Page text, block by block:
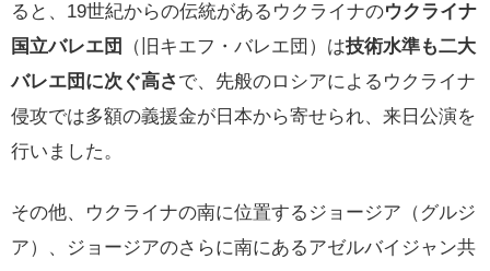
ると、19世紀からの伝統があるウクライナのウクライナ
国立バレエ団
（旧キエフ・バレエ団）は技術水準も二大
バレエ団に次ぐ高さ で、先般のロシアによるウクライナ
侵攻では多額の義援金が日本から寄せられ、来日公演を
行いました。
その他、ウクライナの南に位置するジョージア（グルジ
ア）、ジョージアのさらに南にあるアゼルバイジャン共